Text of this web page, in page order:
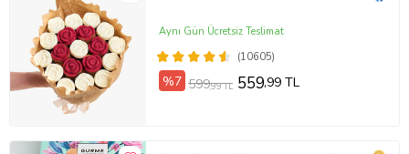
(10605)
Aynı Gün Ücretsiz Teslimat
%7 599,99 TL 559,99 TL